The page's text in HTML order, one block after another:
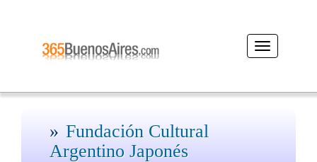
Desplegar
navegación
Fundación Cultural
Argentino Japonés